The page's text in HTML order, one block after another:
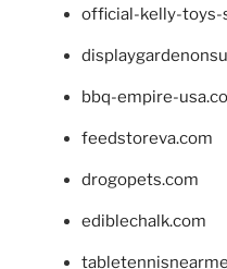
official-kelly-toys-
bbq-empire-
feedstoreva.com
drogopets.com
ediblechalk.com